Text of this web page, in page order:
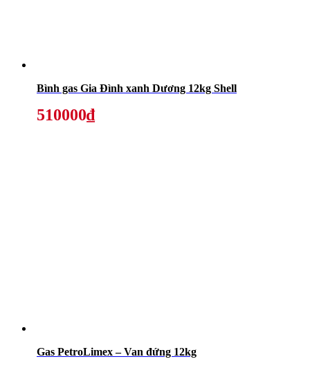
Bình gas Gia Đình xanh Dương 12kg Shell
510000₫
Gas PetroLimex – Van đứng 12kg